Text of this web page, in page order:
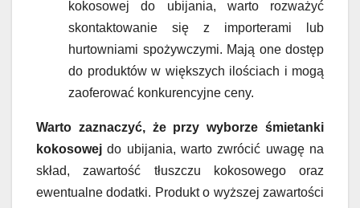
kokosowej do ubijania, warto rozważyć
skontaktowanie się z importerami lub
hurtowniami spożywczymi. Mają one dostęp
do produktów w większych ilościach i mogą
zaoferować konkurencyjne ceny.
Warto zaznaczyć, że przy wyborze śmietanki
kokosowej do ubijania, warto zwrócić uwagę na
skład, zawartość tłuszczu kokosowego oraz
ewentualne dodatki. Produkt o wyższej zawartości